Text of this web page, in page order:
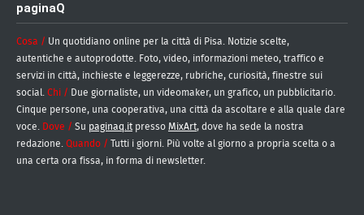
paginaQ
Cosa / Un quotidiano online per la città di Pisa. Notizie scelte,
autentiche e autoprodotte. Foto, video, informazioni meteo, traffico e
servizi in città, inchieste e leggerezze, rubriche, curiosità, finestre sui
social. Chi / Due giornaliste, un videomaker, un grafico, un pubblicitario.
Cinque persone, una cooperativa, una città da ascoltare e alla quale dare
voce.
Dove / Su paginaq.it presso MixArt, dove ha sede la nostra
redazione. Quando / Tutti i giorni. Più volte al giorno a propria scelta o a
una certa ora fissa, in forma di newsletter.